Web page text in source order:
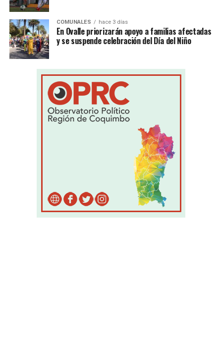
COMUNALES hace 3 días
En Ovalle priorizarán apoyo a familias afectadas
y se suspende celebración del Día del Niño